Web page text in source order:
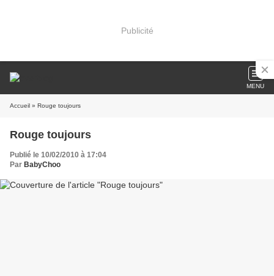
Publicité
MENU
Accueil » Rouge toujours
Rouge toujours
Publié le 10/02/2010 à 17:04
Par BabyChoo